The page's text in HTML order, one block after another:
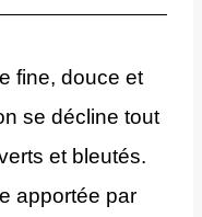
fine, douce et
se décline tout
et bleutés.
apportée par